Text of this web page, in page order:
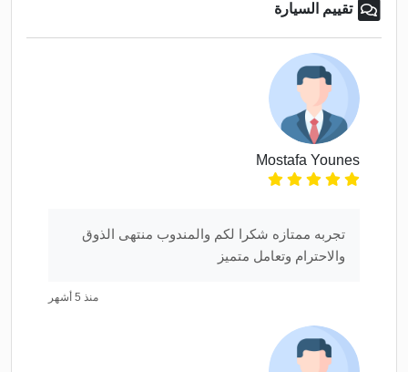
تقييم السيارة
Mostafa Younes
تجربه ممتازه شكرا لكم والمندوب منتهى الذوق
والاحترام وتعامل متميز
منذ 5 أشهر